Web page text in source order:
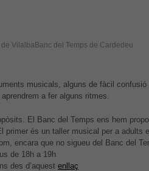
VilalbaBanc del Temps de Cardedeu
musicals, alguns de fàcil
a fer alguns ritmes.
El Banc del Temps ens hem
primer és un taller musical per a adults
encara que no sigueu del Banc del
de 18h a 19h
des d’aquestenllaç
cookies no
són
opcionals,
necessàries
per al bon
funcionament
web.